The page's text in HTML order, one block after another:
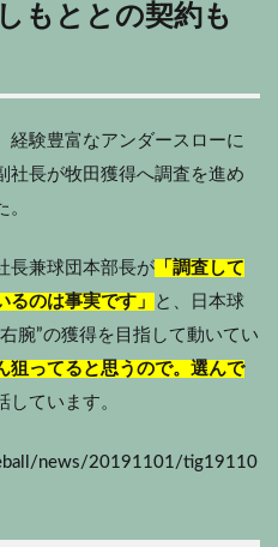
もととの契約も
経験豊富なアンダースローに
社長が牧田獲得へ調査を進め
長兼球団本部長が 「調査して
のは事実です」
と、日本球
腕”の獲得を目指して動いてい
狙ってると思うので。選んで
しています。
news/20191101/tig19110